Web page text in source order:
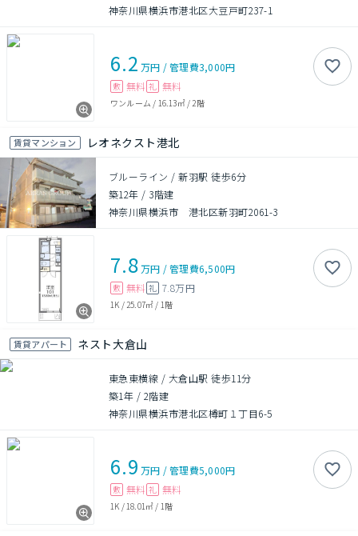
神奈川県横浜市港北区大豆戸町237-1
6.2 万円 /管理費3,000円
敷 無料 礼 無料
ワンルーム / 16.13㎡/ 2階
賃貸マンション レオネクスト港北
ブルーライン / 新羽駅 徒歩6分
築12年 / 3階建
神奈川県横浜市 港北区新羽町2061-3
7.8万円 /管理費6,500円
敷 無料 礼 7.8万円
1K / 25.07㎡ / 1階
賃貸アパート ネスト大倉山
東急東横線 / 大倉山駅 徒歩11分
築1年 / 2階建
神奈川県横浜市港北区樽町１丁目6-5
6.9 万円 /管理費5,000円
敷 無料 礼 無料
1K / 18.01㎡ / 1階